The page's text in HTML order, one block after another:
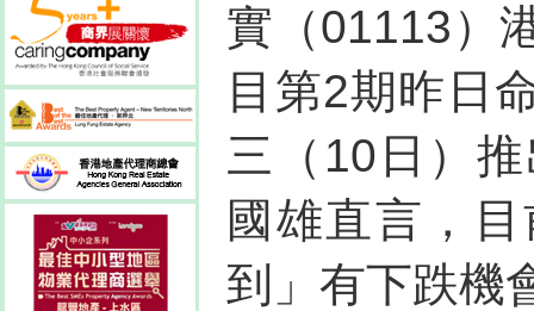
實（01113）
目第2期昨日
三（10日）
國雄直言，
到」有下跌機